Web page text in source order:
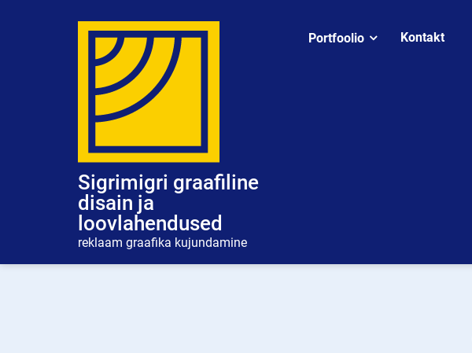
Sigrimigri graafiline
disain ja
loovlahendused
reklaam graafika kujundamine
Portfoolio Kontakt